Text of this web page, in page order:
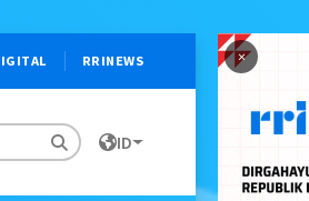
×
RRINEWS
ID